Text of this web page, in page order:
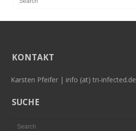
KONTAKT
Karsten Pfeifer | info (at) tri-infected.de
SUCHE